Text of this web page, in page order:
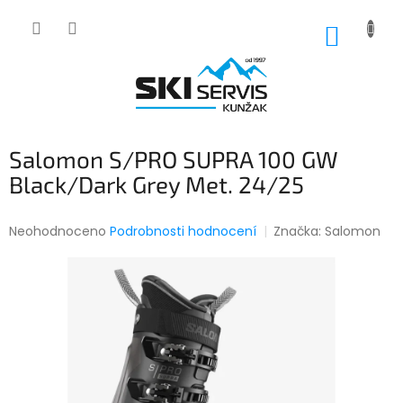
Salomon S/PRO SUPRA 100 GW
Black/Dark Grey Met. 24/25
Průměrné
Neohodnoceno Podrobnosti hodnocení Značka:Salomon